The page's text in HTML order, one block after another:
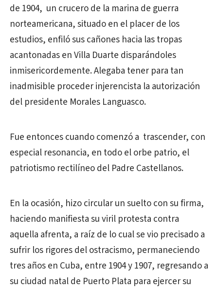
de 1904, un crucero de la marina de guerra
norteamericana, situado en el placer de los
estudios, enfiló sus cañones hacia las tropas
acantonadas en Villa Duarte disparándoles
inmisericordemente. Alegaba tener para tan
inadmisible proceder injerencista la autorización
del presidente Morales Languasco.
Fue entonces cuando comenzó a trascender, con
especial resonancia, en todo el orbe patrio, el
patriotismo rectilíneo del Padre Castellanos.
En la ocasión, hizo circular un suelto con su firma,
haciendo manifiesta su viril protesta contra
aquella afrenta, a raíz de lo cual se vio precisado a
sufrir los rigores del ostracismo, permaneciendo
tres años en Cuba, entre 1904 y 1907, regresando a
su ciudad natal de Puerto Plata para ejercer su